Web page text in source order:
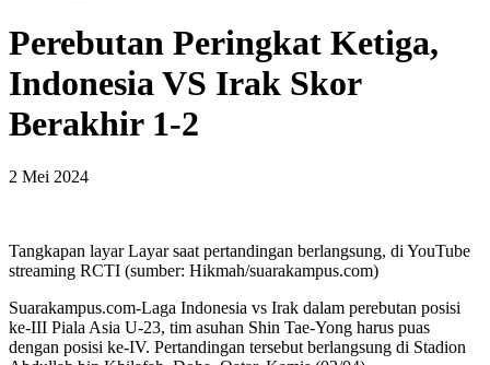
Perebutan Peringkat Ketiga,
Indonesia VS Irak Skor
Berakhir 1-2
2 Mei 2024
Tangkapan layar Layar saat pertandingan berlangsung, di YouTube
streaming RCTI (sumber: Hikmah/suarakampus.com)
Suarakampus.com-Laga Indonesia vs Irak dalam perebutan posisi
ke-III Piala Asia U-23, tim asuhan Shin Tae-Yong harus puas
dengan posisi ke-IV. Pertandingan tersebut berlangsung di Stadion